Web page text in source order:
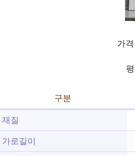
가
구분
재질
가로길이